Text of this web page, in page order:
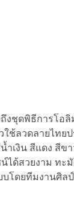
ชุดพิธีการโอ
ลวดลายไทยป
เงิน สีแดง สีข
ได้สวยงาม ท
โดยทีมงานศิล